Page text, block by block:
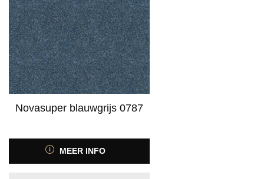
Product Contactgeluidreductie
Product Geschikt voor vloerverwarming
PRIJS
Novasuper blauwgrijs 0787
MEER INFO